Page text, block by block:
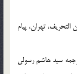
تهران، پيام
سيد هاشم رسولي